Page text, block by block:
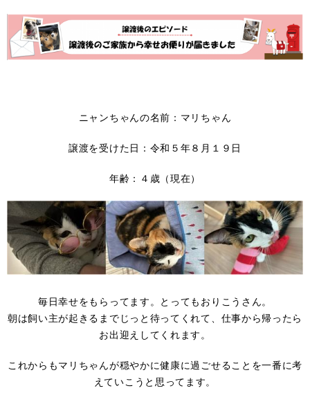
ニャンちゃんの名前：マリちゃん
譲渡を受けた日：令和５年８月１９日
年齢：４歳（現在）
毎日幸せをもらってます。とってもおりこうさん。
朝は飼い主が起きるまでじっと待ってくれて、仕事から帰ったら
お出迎えしてくれます。
これからもマリちゃんが穏やかに健康に過ごせることを一番に考
えていこうと思ってます。